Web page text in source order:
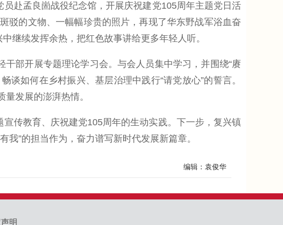
赴孟良崮战役纪念馆，开展庆祝建党105周年主题党日活
驳的文物、一幅幅珍贵的照片，再现了华东野战军浴血奋
继续发挥余热，把红色故事讲给更多年轻人听。
部开展专题理论学习会。与会人员集中学习，并围绕“赓
如何在乡村振兴、基层治理中践行“请党放心”的誓言。
发展的澎湃热情。
传教育、庆祝建党105周年的生动实践。下一步，复兴镇
”的担当作为，奋力谱写新时代发展新篇章。
编辑：袁俊华
明